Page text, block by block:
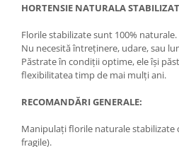
HORTENSIE NATURALA
Florile stabilizate sunt 100% naturale.
Nu necesită întreținere, udare, sau
Păstrate în condiții optime, ele își
flexibilitatea timp de mai mulți ani.
RECOMANDĂRI GENERALE:
Manipulați florile naturale stabilizate
fragile).